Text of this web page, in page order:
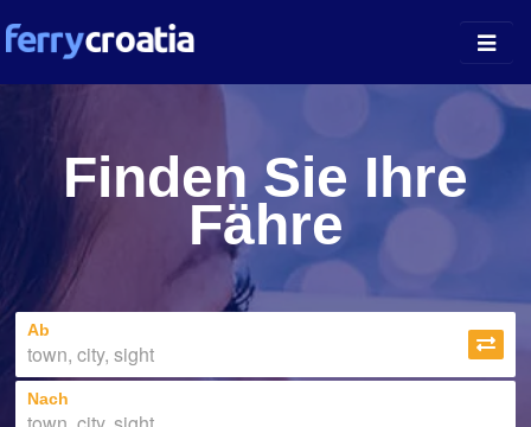
Inselführer
News
Über uns
Finden Sie Ihre
Fähre
Ab
Nach